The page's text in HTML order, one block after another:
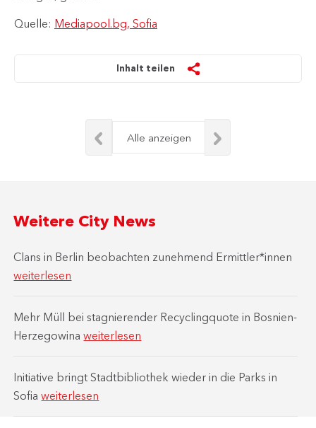
Quelle: Mediapool.bg, Sofia
Inhalt teilen
Alle anzeigen
Weitere City News
Clans in Berlin beobachten zunehmend Ermittler*innen
weiterlesen
Mehr Müll bei stagnierender Recyclingquote in Bosnien-
Herzegowinaweiterlesen
Initiative bringt Stadtbibliothek wieder in die Parks in
Sofiaweiterlesen